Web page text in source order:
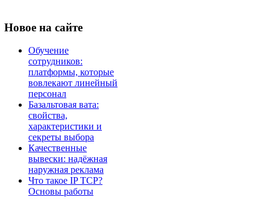
Новое на сайте
Обучение
сотрудников:
платформы, которые
вовлекают линейный
персонал
Базальтовая вата:
свойства,
характеристики и
секреты выбора
Качественные
вывески: надёжная
наружная реклама
Что такое IP TCP?
Основы работы